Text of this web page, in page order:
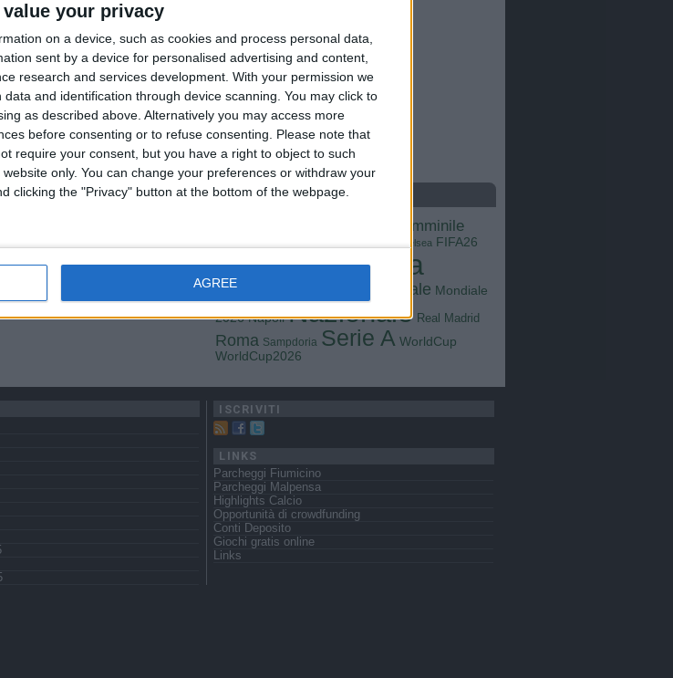
value your privacy
on a device, such as cookies and process personal data,
sent by a device for personalised advertising and content,
research and services development. With your permission we
and identification through device scanning. You may click to
as described above. Alternatively you may access more
before consenting or to refuse consenting. Please note that
require your consent, but you have a right to object to such
only. You can change your preferences or withdraw your
clicking the "Privacy" button at the bottom of the webpage.
AGREE
TAGS
calcio femminile
Chelsea FIFA26
Goals InterItalia
Juventus Mondiale Mondiale
2026 Napoli Nazionale Real Madrid
Roma Sampdoria Serie A WorldCup
WorldCup2026
ISCRIVITI
LINKS
Parcheggi Fiumicino
Parcheggi Malpensa
Highlights Calcio
Opportunità di crowdfunding
Conti Deposito
Giochi gratis online
Links